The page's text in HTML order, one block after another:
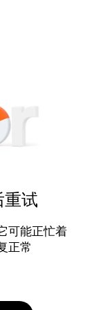
重试
可能正忙着
正常